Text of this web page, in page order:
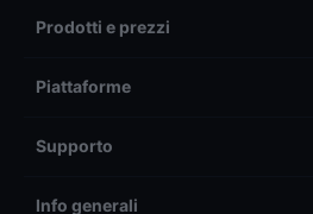
Prodotti e prezzi
Piattaforme
Supporto
Info generali